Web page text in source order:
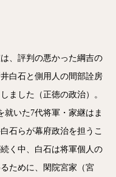
、評判の悪かった綱吉の
白石と側用人の間部詮房
ました（正徳の政治）。
就いた7代将軍・家継はま
石らが幕府政治を担うこ
く中、白石は将軍個人の
ために、閑院宮家（宮